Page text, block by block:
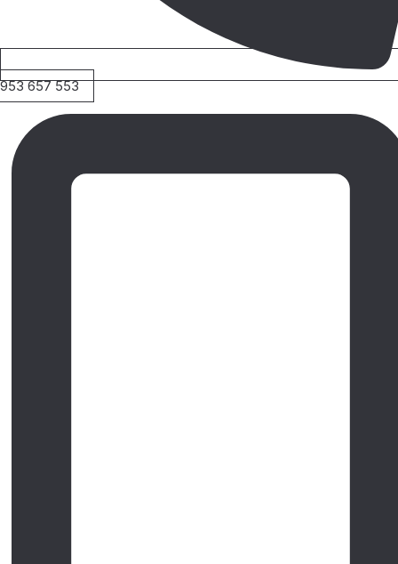
953 657 553